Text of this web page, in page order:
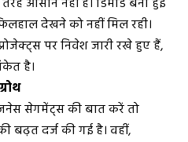
देखने को नहीं मिल रही।
पर निवेश जारी रखे हुए हैं,
है।
सेगमेंट्स की बात करें तो
बढ़त दर्ज की गई है। वहीं,